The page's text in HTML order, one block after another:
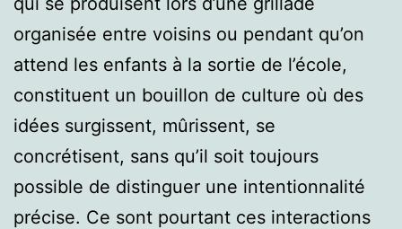
organisée entre voisins ou pendant qu’on
attend les enfants à la sortie de l’école,
constituent un bouillon de culture où des
idées surgissent, mûrissent, se
concrétisent, sans qu’il soit toujours
possible de distinguer une intentionnalité
précise. Ce sont pourtant ces interactions